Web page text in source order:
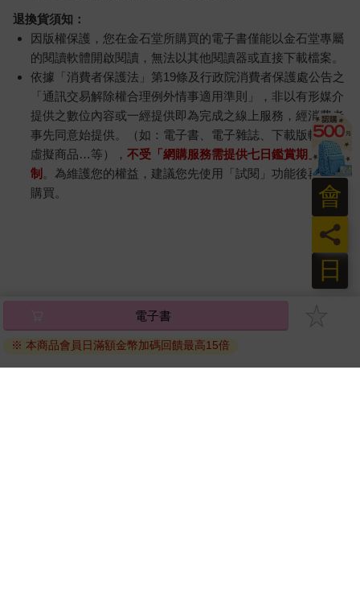
退換貨須知：
因版權保護，您在金石堂所購買的電子書僅能以金石堂專屬
的閱讀軟體開啟閱讀，無法以其他閱讀器或直接下載檔案。
依據「消費者保護法」第19條及行政院消費者保護處公告之
「通訊交易解除權合理例外情事適用準則」，非以有形媒介
提供之數位內容或一經提供即為完成之線上服務，經消費者
事先同意始提供。（如：電子書、電子雜誌、下載版軟體、
虛擬商品…等），不受「網購服務需提供七日鑑賞期」的限
制 。為維護您的權益，建議您先使用「試閱」功能後再付款
購買。
電子書
※ 本商品會員日滿額金幣加碼回饋最高15倍
日
員
會